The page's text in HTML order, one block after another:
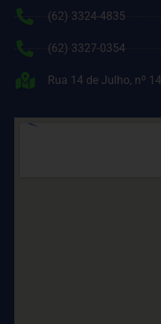
(62) 3324-4835
(62) 3327-0354
Rua 14 de Julho, nº